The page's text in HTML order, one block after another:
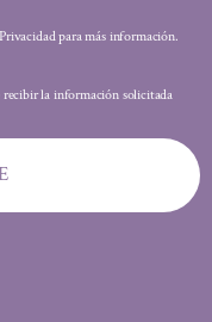
para más información.
la información solicitada